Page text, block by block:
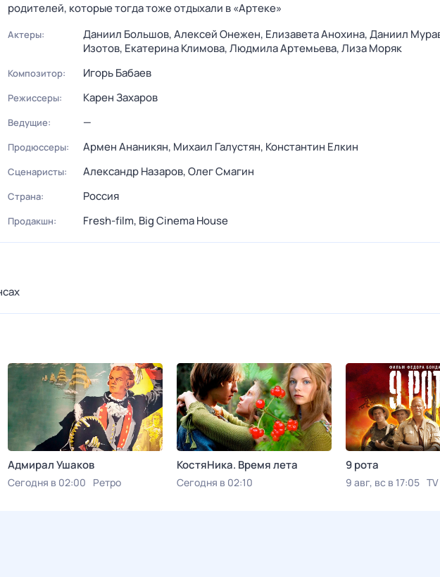
родителей, которые тогда тоже отдыхали в «Артеке»
Актеры: Даниил Большов,Алексей Онежен, Елизавета Анохина,Даниил
Изотов, Екатерина Климова,Людмила Артемьева,Лиза Моряк
Композитор: Игорь Бабаев
Режиссеры: Карен Захаров
Ведущие: —
Продюссеры: Армен Ананикян, Михаил Галустян, Константин Елкин
Сценаристы: Александр Назаров,Олег Смагин
Страна: Россия
Продакшн: Fresh-film, Big Cinema House
Адмирал Ушаков
Сегодня в 02:00 Ретро
КостяНика. Время лета
Сегодня в 02:10
9 рота
9 авг, вс в 17:05